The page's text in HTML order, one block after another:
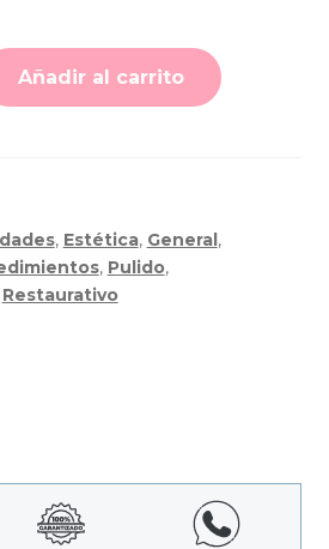
Añadir al carrito
, Estética, General,
, Pulido,
Restaurativo